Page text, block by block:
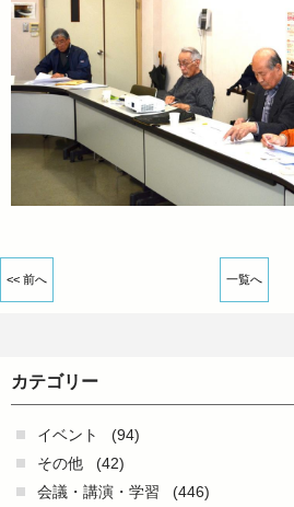
<< 前へ 一覧へ
カテゴリー
イベント
(94)
その他
(42)
会議・講演・学習
(446)